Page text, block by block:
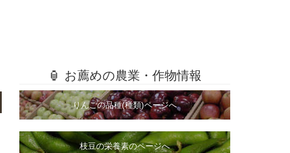
🏮 お薦めの農業・作物情報
りんごの品種(種類)ページへ
枝豆の栄養素のページへ